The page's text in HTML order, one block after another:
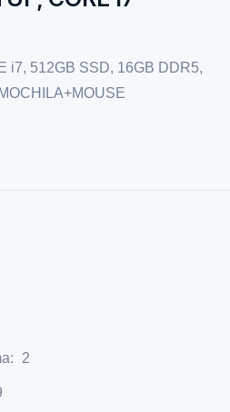
i7, 512GB SSD, 16GB DDR5,
2